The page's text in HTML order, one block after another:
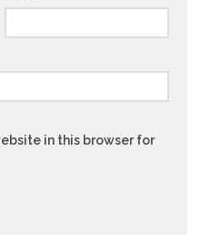
in this browser for